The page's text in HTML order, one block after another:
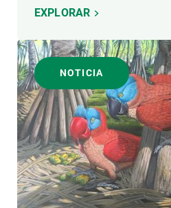
EXPLORAR
NOTICIA